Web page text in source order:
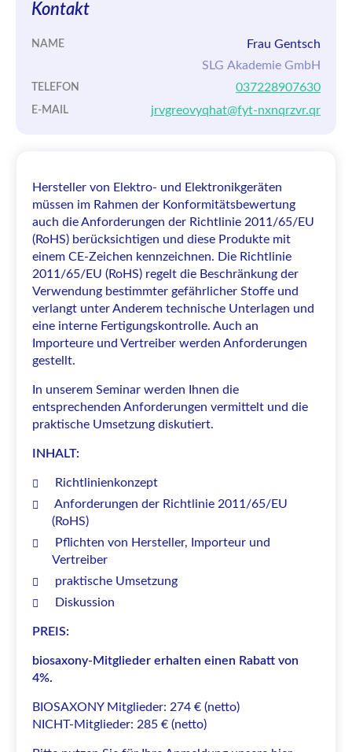
Kontakt
NAME
Frau Gentsch
SLG Akademie GmbH
TELEFON 037228907630
E-MAIL jrvgreovyqhat@fyt-nxnqrzvr.qr
Hersteller von Elektro- und Elektronikgeräten
müssen im Rahmen der Konformitätsbewertung
auch die Anforderungen der Richtlinie 2011/65/EU
(RoHS) berücksichtigen und diese Produkte mit
einem CE-Zeichen kennzeichnen. Die Richtlinie
2011/65/EU (RoHS) regelt die Beschränkung der
Verwendung bestimmter gefährlicher Stoffe und
verlangt unter Anderem technische Unterlagen und
eine interne Fertigungskontrolle. Auch an
Importeure und Vertreiber werden Anforderungen
gestellt.
In unserem Seminar werden Ihnen die
entsprechenden Anforderungen vermittelt und die
praktische Umsetzung diskutiert.
INHALT:
Richtlinienkonzept
Anforderungen der Richtlinie 2011/65/EU
(RoHS)
Pflichten von Hersteller, Importeur und
Vertreiber
praktische Umsetzung
Diskussion
PREIS:
biosaxony-Mitglieder erhalten einen Rabatt von
4%.
BIOSAXONY Mitglieder: 274 € (netto)
NICHT-Mitglieder: 285 € (netto)